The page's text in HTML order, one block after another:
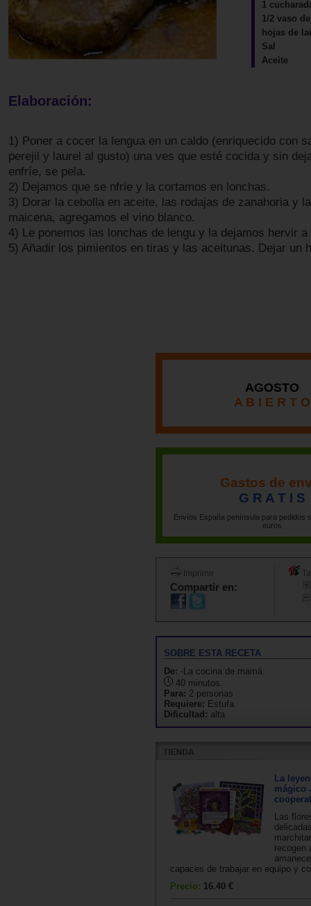
1
1/2 vaso
hojas de
Sal
Aceite
Elaboración:
1) Poner a cocer la lengua en un caldo (enriquecido con
perejil y laurel al gusto) una ves que esté cocida y sin
enfríe, se pela.
2) Dejamos que se nfrie y la cortamos en lonchas.
3) Dorar la cebolla en aceite, las rodajas de zanahoria y
maicena, agregamos el vino blanco.
4) Le ponemos las lonchas de lengu y la dejamos hervir a
5) Añadir los pimientos en tiras y las aceitunas. Dejar un
AGOSTO
A B I E R T O
Gastos de
G R A T I S
Envíos España península para pedidos
euros
Imprimir
Compartir en:
SOBRE ESTA RECETA
De: -La cocina de mamá
40 minutos.
Para: 2 personas
Requiere: Estufa
Dificultad: alta
La
mágico
Las
recogen
capaces de trabajar en equipo y
Precio: 16.40 €